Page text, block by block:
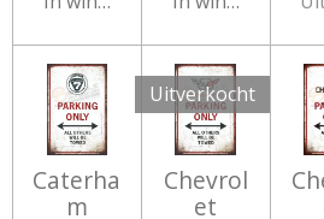
Caterha
m
Uitverkocht
Chevrol
et